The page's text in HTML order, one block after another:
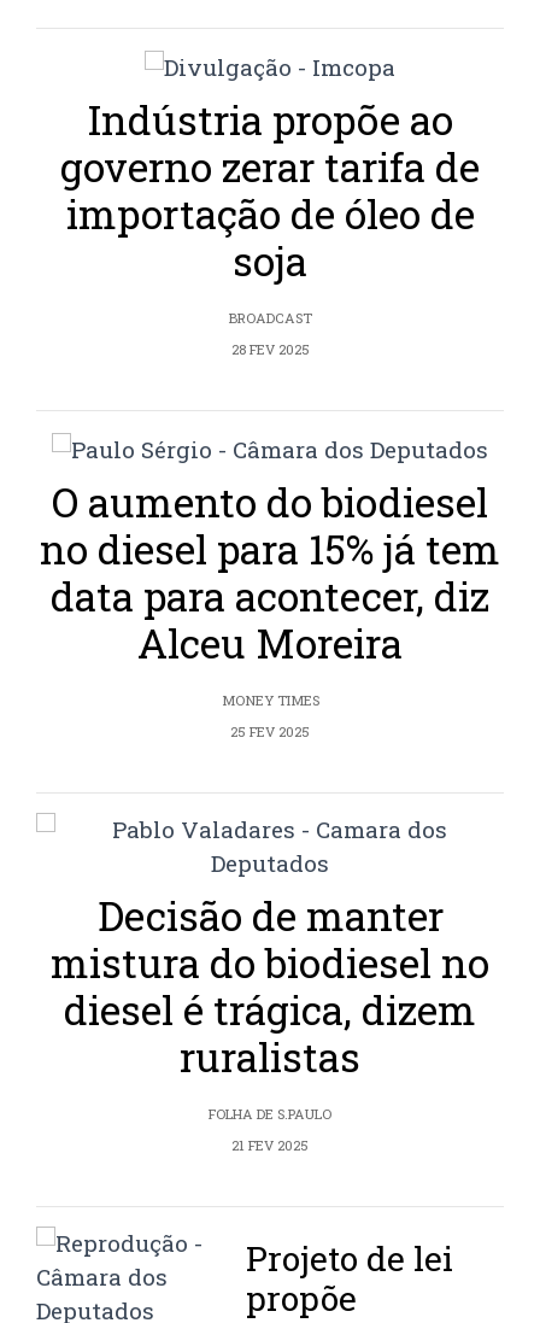
Indústria propõe ao
governo zerar tarifa de
importação de óleo de
soja
BROADCAST
28 FEV 2025
O aumento do biodiesel
no diesel para 15% já tem
data para acontecer, diz
Alceu Moreira
MONEY TIMES
25 FEV 2025
Decisão de manter
mistura do biodiesel no
diesel é trágica, dizem
ruralistas
FOLHA DE S.PAULO
21 FEV 2025
Projeto de lei
propõe